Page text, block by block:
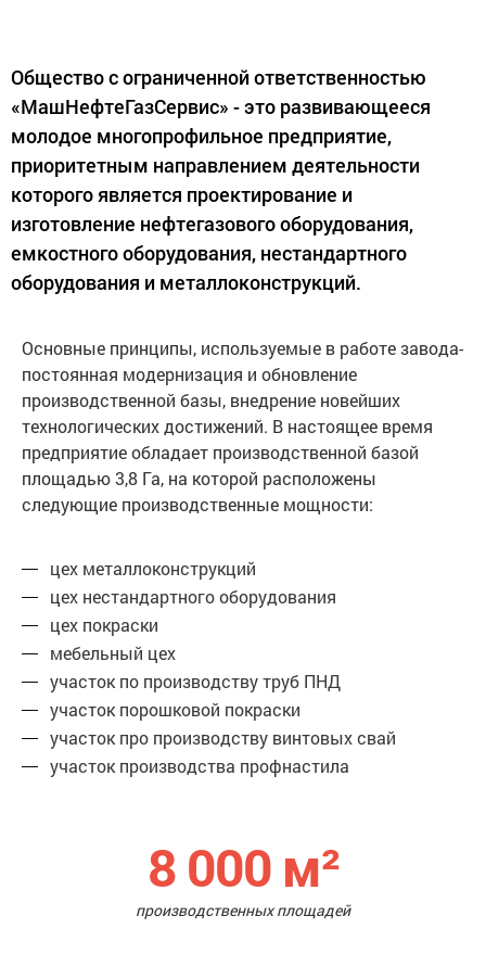
Общество с ограниченной ответственностью
«МашНефтеГазСервис» - это развивающееся
молодое многопрофильное предприятие,
приоритетным направлением деятельности
которого является проектирование и
изготовление нефтегазового оборудования,
емкостного оборудования, нестандартного
оборудования и металлоконструкций.
Основные принципы, используемые в работе завода-
постоянная модернизация и обновление
производственной базы, внедрение новейших
технологических достижений. В настоящее время
предприятие обладает производственной базой
площадью 3,8 Га, на которой расположены
следующие производственные мощности:
цех металлоконструкций
цех нестандартного оборудования
цех покраски
мебельный цех
участок по производству труб ПНД
участок порошковой покраски
участок про производству винтовых свай
участок производства профнастила
8 000 м²
производственных площадей